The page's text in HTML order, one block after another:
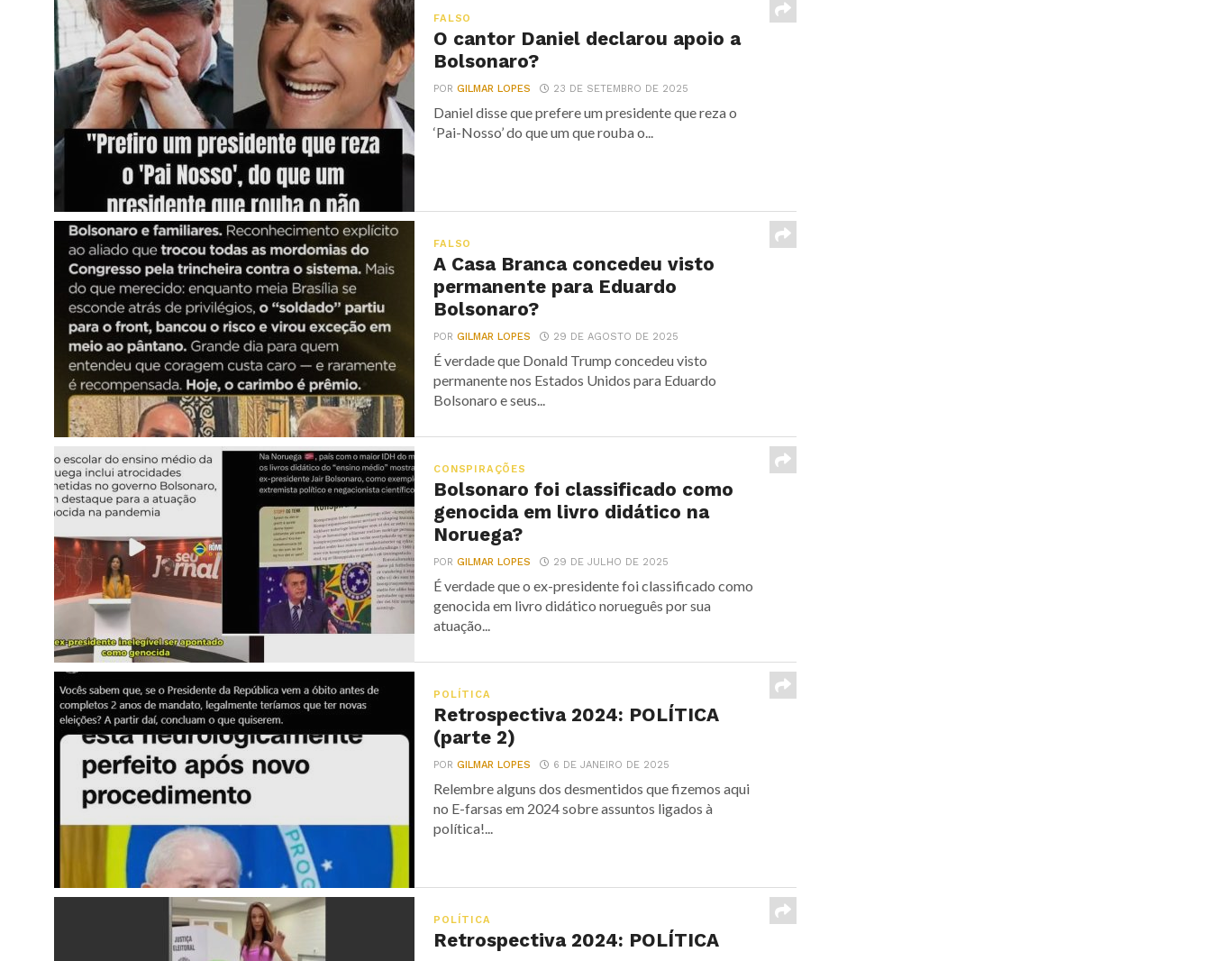
FALSO
O cantor Daniel declarou apoio a
Bolsonaro?
PORGILMAR LOPES 23 DE SETEMBRO DE 2025
Daniel disse que prefere um presidente que reza o
‘Pai-Nosso’ do que um que rouba o...
FALSO
A Casa Branca concedeu visto
permanente para Eduardo
Bolsonaro?
PORGILMAR LOPES 29 DE AGOSTO DE 2025
É verdade que Donald Trump concedeu visto
permanente nos Estados Unidos para Eduardo
Bolsonaro e seus...
CONSPIRAÇÕES
Bolsonaro foi classificado como
genocida em livro didático na
Noruega?
PORGILMAR LOPES 29 DE JULHO DE 2025
É verdade que o ex-presidente foi classificado como
genocida em livro didático norueguês por sua
atuação...
POLÍTICA
Retrospectiva 2024: POLÍTICA
(parte 2)
PORGILMAR LOPES 6 DE JANEIRO DE 2025
Relembre alguns dos desmentidos que fizemos aqui
no E-farsas em 2024 sobre assuntos ligados à
política!...
POLÍTICA
Retrospectiva 2024: POLÍTICA